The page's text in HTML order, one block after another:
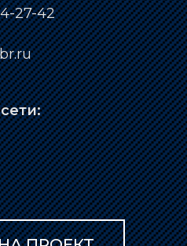
27-42